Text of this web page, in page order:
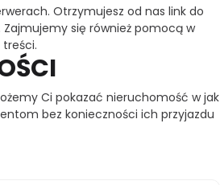
Otrzymujesz od nas link do
się również pomocą w
Ci pokazać nieruchomość w jak
bez konieczności ich przyjazdu